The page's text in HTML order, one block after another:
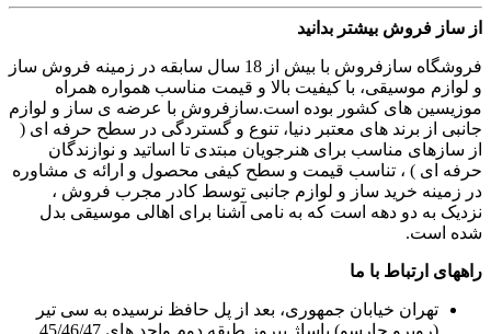
از ساز فروش بیشتر بدانید
فروشگاه سازفروش با بیش از 18 سال سابقه در زمینه فروش ساز
و لوازم موسیقی، با کیفیت بالا و قیمت مناسب همواره همراه
موزیسین های کشور بوده است.سازفروش با عرضه ی ساز و لوازم
جانبی از برند های معتبر دنیا، تنوع و گستردگی در سطح حرفه ای (
از سازهای مناسب برای هنرجویان مبتدی تا اساتید و نوازندگان
حرفه ای ) ، تناسب قیمت و سطح کیفی محصول و ارائه ی مشاوره
در زمینه خرید ساز و لوازم جانبی توسط کادر مجرب فروش ،
نزدیک به دو دهه است که به نامی آشنا برای اهالی موسیقی بدل
شده است.
راههای ارتباط با ما
تهران خیابان جمهوری، بعد از پل حافظ نرسیده به سی تیر
(روبرو چارسو) پاساژ پیروز طبقه دوم واحد های 45/46/47